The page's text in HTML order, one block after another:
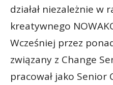
działał niezależnie w
kreatywnego
Wcześniej przez
związany z Change
pracował jako